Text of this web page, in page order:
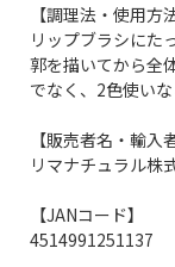
【調理法・使用方
リップブラシにた
郭を描いてから全
でなく、2色使い
【販売者名・輸入
リマナチュラル株
【JANコード】
4514991251137